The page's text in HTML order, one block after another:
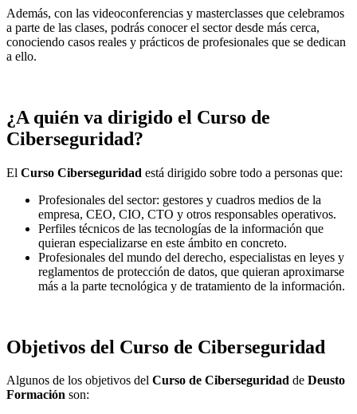
Además, con las videoconferencias y masterclasses que celebramos
a parte de las clases, podrás conocer el sector desde más cerca,
conociendo casos reales y prácticos de profesionales que se dedican
a ello.
¿A quién va dirigido el Curso de
Ciberseguridad?
El Curso Ciberseguridad está dirigido sobre todo a personas que:
Profesionales del sector: gestores y cuadros medios de la
empresa, CEO, CIO, CTO y otros responsables operativos.
Perfiles técnicos de las tecnologías de la información que
quieran especializarse en este ámbito en concreto.
Profesionales del mundo del derecho, especialistas en leyes y
reglamentos de protección de datos, que quieran aproximarse
más a la parte tecnológica y de tratamiento de la información.
Objetivos del Curso de Ciberseguridad
Algunos de los objetivos del Curso de Ciberseguridad de Deusto
Formación son: